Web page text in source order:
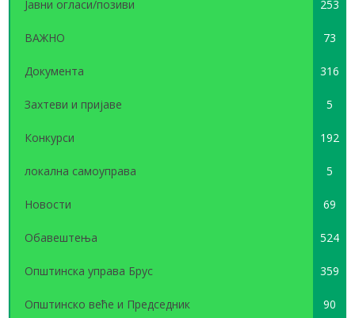
Јавни огласи/позиви 253
ВАЖНО 73
Документа 316
Захтеви и пријаве 5
Конкурси 192
локална самоуправа 5
Новости 69
Обавештења 524
Општинска управа Брус 359
Општинско веће и Председник 90